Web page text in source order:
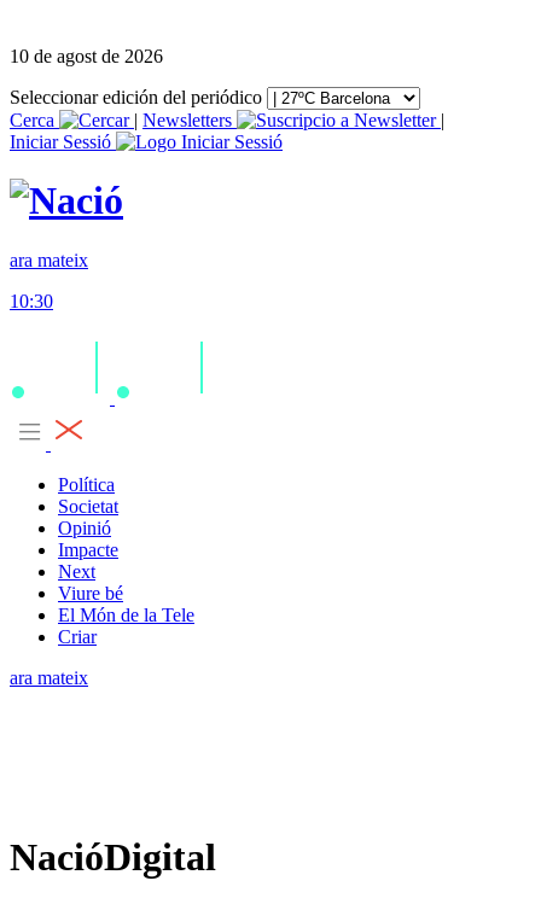
10 de agost de 2026
Seleccionar edición del periódico
Cerca
| Newsletters
|
Iniciar Sessió
ara mateix
10:30
Política
Societat
Opinió
Impacte
Next
Viure bé
El Món de la Tele
Criar
ara mateix
NacióDigital